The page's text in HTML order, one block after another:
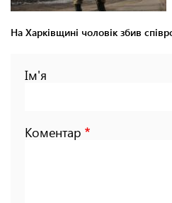
На Харківщині чоловік збив
Ім'я
Коментар